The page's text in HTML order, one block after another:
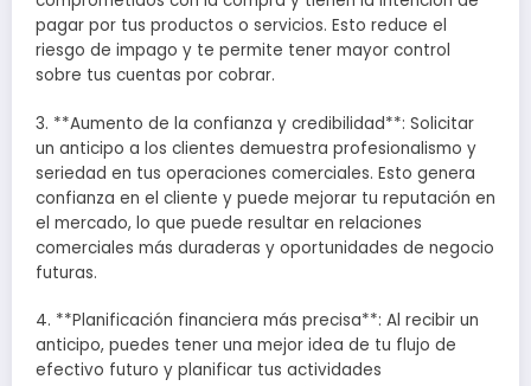
pagar por tus productos o servicios. Esto reduce el
riesgo de impago y te permite tener mayor control
sobre tus cuentas por cobrar.
3. **Aumento de la confianza y credibilidad**: Solicitar
un anticipo a los clientes demuestra profesionalismo y
seriedad en tus operaciones comerciales. Esto genera
confianza en el cliente y puede mejorar tu reputación en
el mercado, lo que puede resultar en relaciones
comerciales más duraderas y oportunidades de negocio
futuras.
4. **Planificación financiera más precisa**: Al recibir un
anticipo, puedes tener una mejor idea de tu flujo de
efectivo futuro y planificar tus actividades